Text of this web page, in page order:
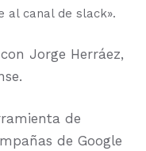
al canal de slack».
Jorge Herráez,
de
de Google